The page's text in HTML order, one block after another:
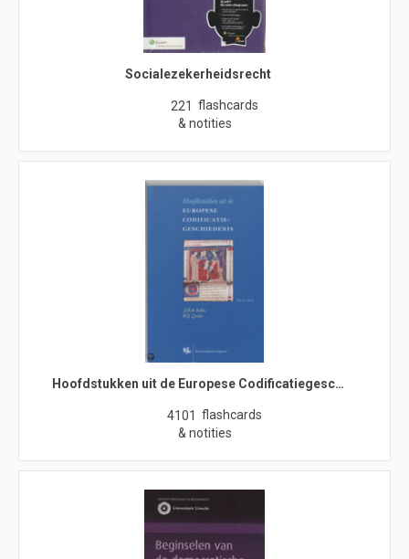
Socialezekerheidsrecht
221 flashcards
& notities
Hoofdstukken uit de Europese Codificatiegesc…
4101 flashcards
& notities